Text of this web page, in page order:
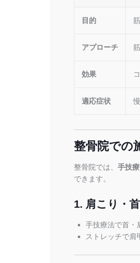
目的
アプローチ
効果
適応症状
整骨院での
整骨院では、 手技
できます。
1. 肩こり・
手技療法で首・
ストレッチで肩